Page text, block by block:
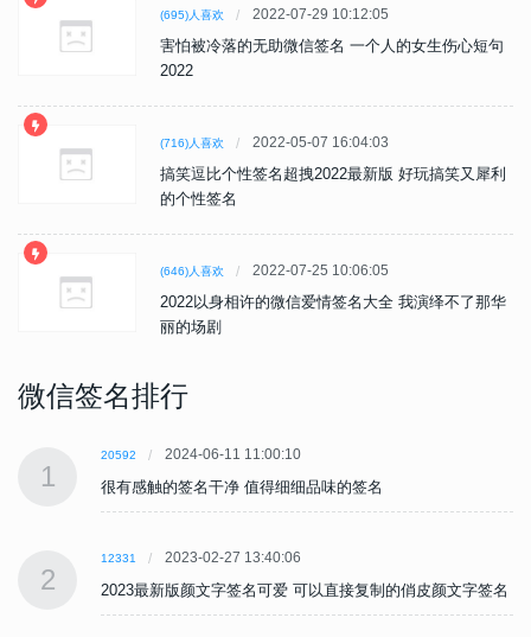
(695)人喜欢 2022-07-29 10:12:05
害怕被冷落的无助微信签名 一个人的女生伤心短句
2022
(716)人喜欢 2022-05-07 16:04:03
搞笑逗比个性签名超拽2022最新版 好玩搞笑又犀利
的个性签名
(646)人喜欢 2022-07-25 10:06:05
2022以身相许的微信爱情签名大全 我演绎不了那华
丽的场剧
微信签名排行
1
20592 2024-06-11 11:00:10
很有感触的签名干净 值得细细品味的签名
2
12331 2023-02-27 13:40:06
2023最新版颜文字签名可爱 可以直接复制的俏皮颜文字签名